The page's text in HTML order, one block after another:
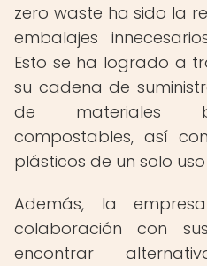
zero waste ha sido la
embalajes
Esto se ha logrado a
su cadena de
de materiales
compostables, así
plásticos de un solo
Además, la
colaboración con
encontrar